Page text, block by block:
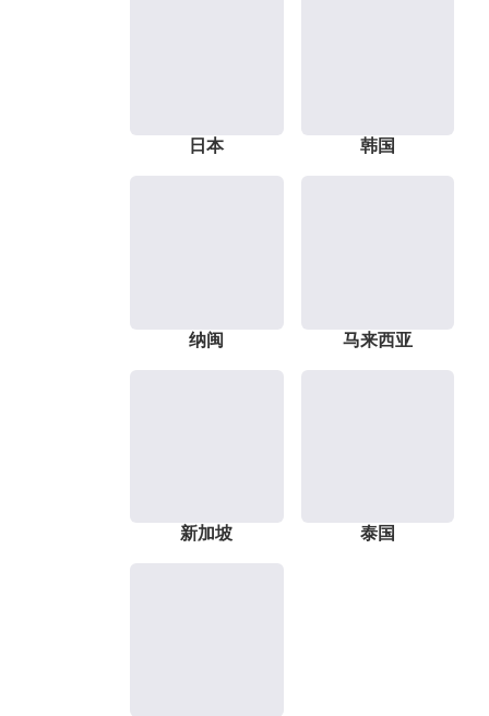
日本 韩国
纳闽 马来西亚
新加坡 泰国